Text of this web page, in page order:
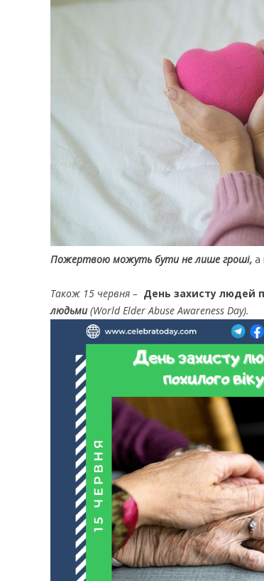
Пожертвою можуть бути не лише гроші, а
Також 15 червня – День захисту людей
людьми (World Elder Abuse Awareness Day).